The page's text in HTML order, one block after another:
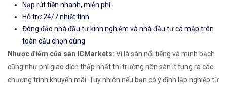
Nạp rút tiền nhanh, miễn phí
Hỗ trợ 24/7 nhiệt tình
Đông đảo nhà đầu tư kinh nghiệm và nhà đầu tư cá mập trên
toàn cầu chọn dùng
Nhược điểm của sàn ICMarkets: Vì là sàn nổi tiếng và minh bạch
cũng như phí giao dịch thấp nhất thị trường nên sàn ít tung ra các
chương trình khuyến mãi. Tuy nhiên nếu bạn có ý định lập nghiệp từ